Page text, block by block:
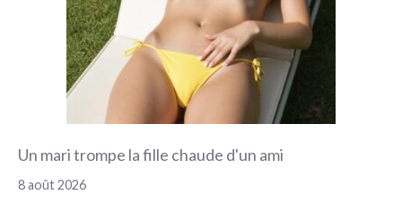
Un mari trompe la fille chaude d'un ami
8 août 2026